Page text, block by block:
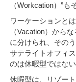
（Workcation）”も
ワーケーションと
（Vacation）から
に分けられ、その
サテライトオフィ
のは休暇型ではない
休暇型は、リゾー